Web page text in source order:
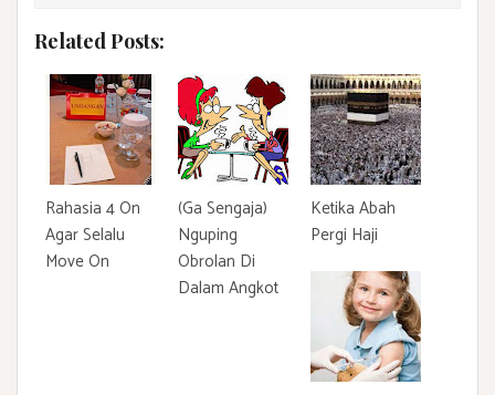
Related Posts:
Rahasia 4 On
Agar Selalu
Move On
(Ga Sengaja)
Nguping
Obrolan Di
Dalam Angkot
Ketika Abah
Pergi Haji